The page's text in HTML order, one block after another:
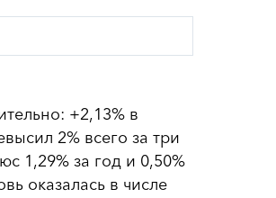
+2,13% в
2% всего за три
1,29% за год и 0,50%
оказалась в числе